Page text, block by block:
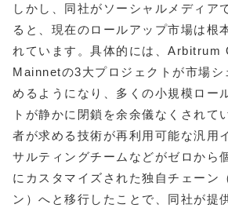
しかし、同社がソーシャルメディア
ると、現在のロールアップ市場は根
れています。具体的には、Arbitrum
Mainnetの3大プロジェクトが市場シ
めるようになり、多くの小規模ロー
トが静かに閉鎖を余余儀なくされて
者が求める技術が再利用可能な汎用
サルティングチームなどがゼロから
にカスタマイズされた独自チェーン
ン）へと移行したことで、同社が提